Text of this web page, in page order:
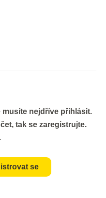
nejdříve přihlásit.
tak se zaregistrujte.
se